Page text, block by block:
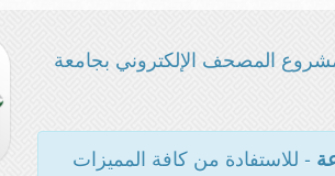
المصحف الإلكتروني بجامعة
- للاستفادة من كافة المميزات